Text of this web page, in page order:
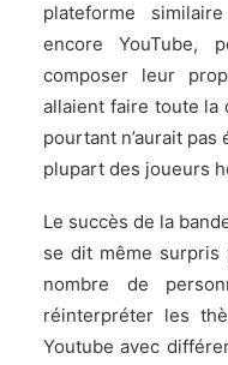
plateforme
encore YouTube,
composer leur
allaient faire toute la
pourtant n’aurait
plupart des joueurs
Le succès de la
se dit même
nombre de
réinterpréter les
Youtube avec